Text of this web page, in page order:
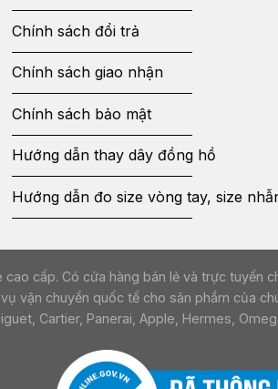
Chính sách đổi trả
Chính sách giao nhận
Chính sách bảo mật
Hướng dẫn thay dây đồng hồ
Hướng dẫn đo size vòng tay, size
cấp. Có cửa hàng bán lẻ và trực
vận chuyển quốc tế cho sản phẩm của
Cartier, Panerai, Apple, Hermes,